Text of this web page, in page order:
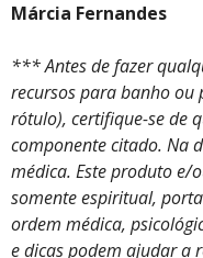
Márcia Fernandes
*** Antes de fazer
recursos para banho ou
rótulo), certifique-se de
componente citado. Na
médica. Este produto
somente espiritual,
ordem médica,
e dicas podem ajudar a